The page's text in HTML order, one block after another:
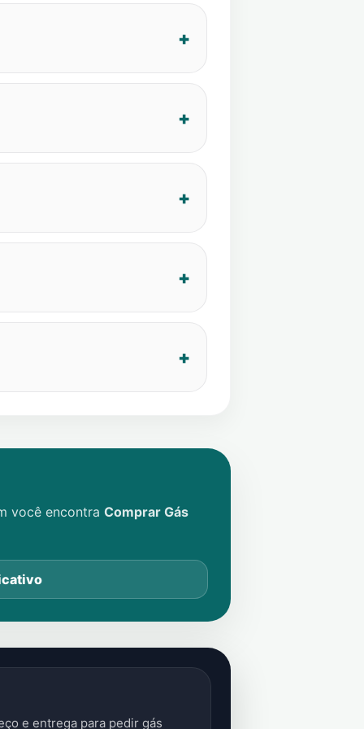
você encontra Comprar Gás
e entrega para pedir gás